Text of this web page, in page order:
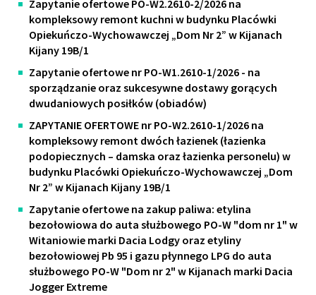
Zapytanie ofertowe PO-W2.2610-2/2026 na
kompleksowy remont kuchni w budynku Placówki
Opiekuńczo-Wychowawczej „Dom Nr 2” w Kijanach
Kijany 19B/1
Zapytanie ofertowe nr PO-W1.2610-1/2026 - na
sporządzanie oraz sukcesywne dostawy gorących
dwudaniowych posiłków (obiadów)
ZAPYTANIE OFERTOWE nr PO-W2.2610-1/2026 na
kompleksowy remont dwóch łazienek (łazienka
podopiecznych – damska oraz łazienka personelu) w
budynku Placówki Opiekuńczo-Wychowawczej „Dom
Nr 2” w Kijanach Kijany 19B/1
Zapytanie ofertowe na zakup paliwa: etylina
bezołowiowa do auta służbowego PO-W "dom nr 1" w
Witaniowie marki Dacia Lodgy oraz etyliny
bezołowiowej Pb 95 i gazu płynnego LPG do auta
służbowego PO-W "Dom nr 2" w Kijanach marki Dacia
Jogger Extreme